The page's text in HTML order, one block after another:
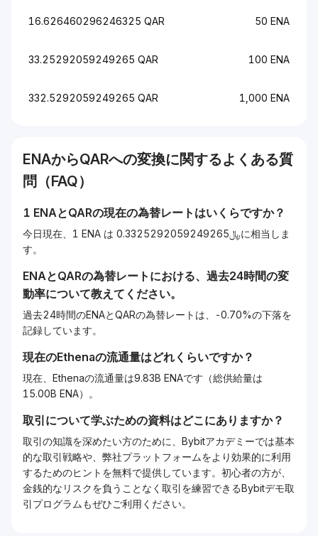
16.626460296246325 QAR 50 ENA
33.25292059249265 QAR 100 ENA
332.5292059249265 QAR 1,000 ENA
ENAからQARへの変換に関するよくある質
問（FAQ）
1 ENAとQARの現在の為替レートはいくらですか？
今日現在、1 ENA は ﷼0.3325292059249265に相当しま
す。
ENAとQARの為替レートにおける、過去24時間の変
動率について教えてください。
過去24時間のENAとQARの為替レートは、-0.70%の下落を
記録しています。
現在のEthenaの流通量はどれくらいですか？
現在、Ethenaの流通量は9.83B ENAです（総供給量は
15.00B ENA）。
取引について学ぶための資料はどこにありますか？
取引の知識を深めたい方のために、Bybitアカデミーでは基本
的な取引戦略や、弊社プラットフォームをより効果的に利用
するためのヒントを無料で提供しています。初心者の方が、
金銭的なリスクを負うことなく取引を練習できるBybitデモ取
引プログラムもぜひご利用ください。